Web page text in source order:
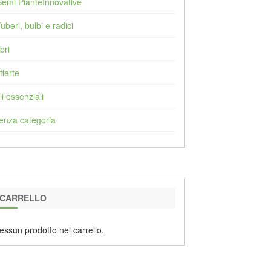
bulbi e radici
essenziali
categoria
CARRELLO
prodotto nel carrello.